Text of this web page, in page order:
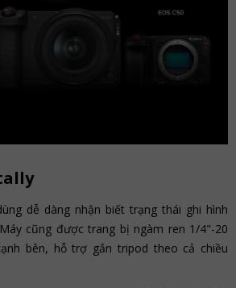
dễ dàng nhận biết trạng thái ghi hình
cũng được trang bị ngàm ren 1/4"-20
bên, hỗ trợ gắn tripod theo cả chiều